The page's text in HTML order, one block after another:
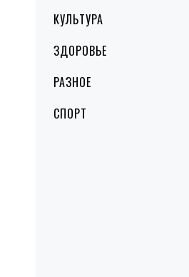
КУЛЬТУРА
ЗДОРОВЬЕ
РАЗНОЕ
СПОРТ